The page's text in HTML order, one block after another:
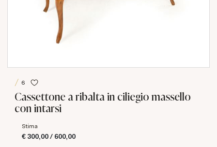
6
Cassettone a ribalta in ciliegio massello
con intarsi
Stima
€ 300,00 / 600,00